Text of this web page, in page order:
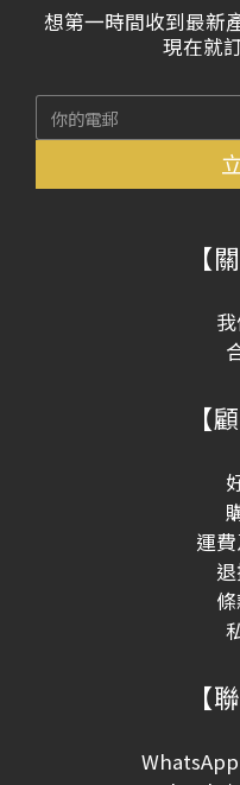
想第一時間收到最新
現在就
【
【
運
【